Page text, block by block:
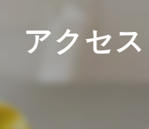
アクセス